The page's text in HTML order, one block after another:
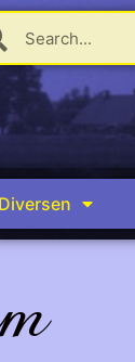
Diversen